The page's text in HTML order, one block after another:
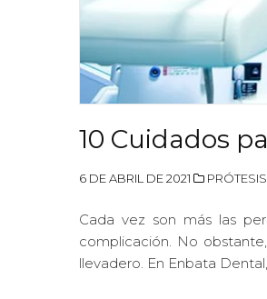
10 Cuidados
6 DE ABRIL DE 2021 PRÓTESIS
Cada vez son más las
complicación. No
llevadero. En Enbata